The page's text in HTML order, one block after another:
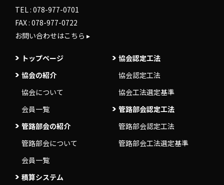
TEL : 078-977-0701
FAX : 078-977-0722
お問い合わせはこちら ▸
トップページ
協会の紹介
協会について
会員一覧
管路部会の紹介
管路部会について
会員一覧
協会認定工法
協会認定工法
協会工法選定基準
管路部会認定工法
管路部会認定工法
管路部会工法選定基準
積算システム